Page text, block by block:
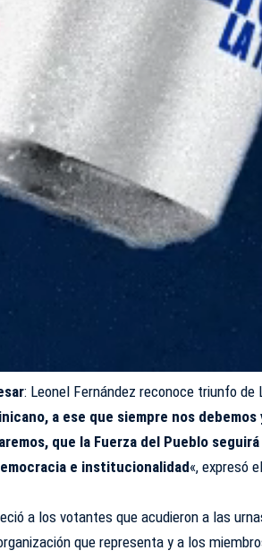
: Leonel Fernández reconoce triunfo de
a ese que siempre nos
que la Fuerza del Pueblo
e institucionalidad«, expresó
a los votantes que acudieron a las
que representa y a los